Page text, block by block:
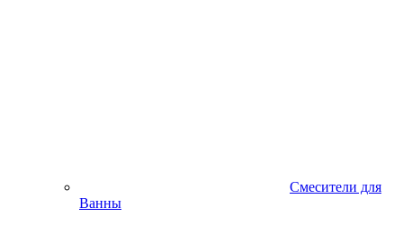
Смесители для
Ванны